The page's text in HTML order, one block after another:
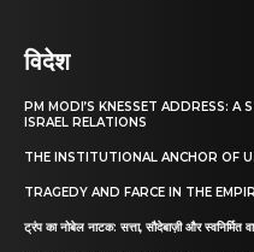
विदेश
PM MODI’S KNESSET ADDRESS: A
ISRAEL RELATIONS
THE INSTITUTIONAL ANCHOR OF
TRAGEDY AND FARCE IN THE
ट्रंप का नोबेल नाटक: सत्ता, सौदेबाज़ी और स्वनिर्मित